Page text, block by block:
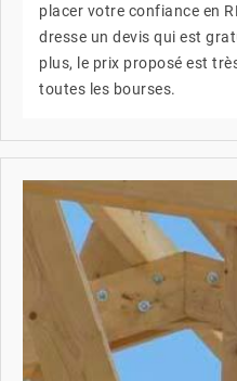
placer votre confiance en
dresse un devis qui est
plus, le prix proposé est
toutes les bourses.